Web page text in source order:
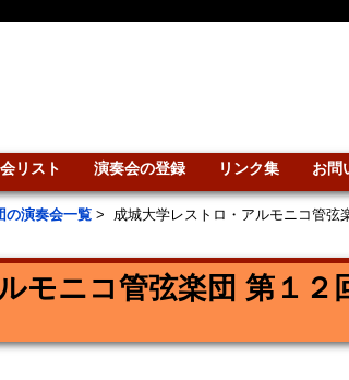
リスト 演奏会の登録 リンク集 お問
の演奏会一覧 > 成城大学レストロ・アルモニコ管弦
モニコ管弦楽団 第１２